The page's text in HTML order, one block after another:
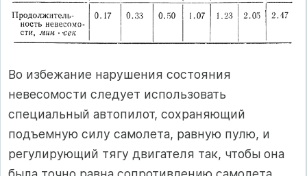
Во избежание нарушения состояния
невесомости следует использовать
специальный автопилот, сохраняющий
подъемную силу самолета, равную пулю, и
регулирующий тягу двигателя так, чтобы она